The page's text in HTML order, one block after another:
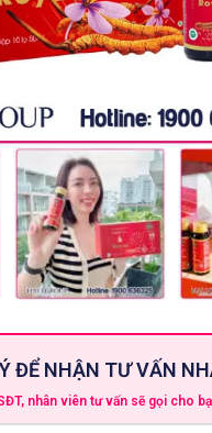
ĐỂ NHẬN TƯ VẤN
nhân viên tư vấn sẽ gọi cho